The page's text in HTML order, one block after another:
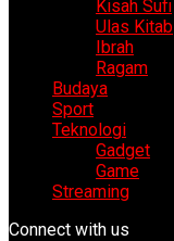
Kisah Sufi
Ulas Kitab
Ibrah
Ragam
Budaya
Sport
Teknologi
Gadget
Game
Streaming
Connect with us